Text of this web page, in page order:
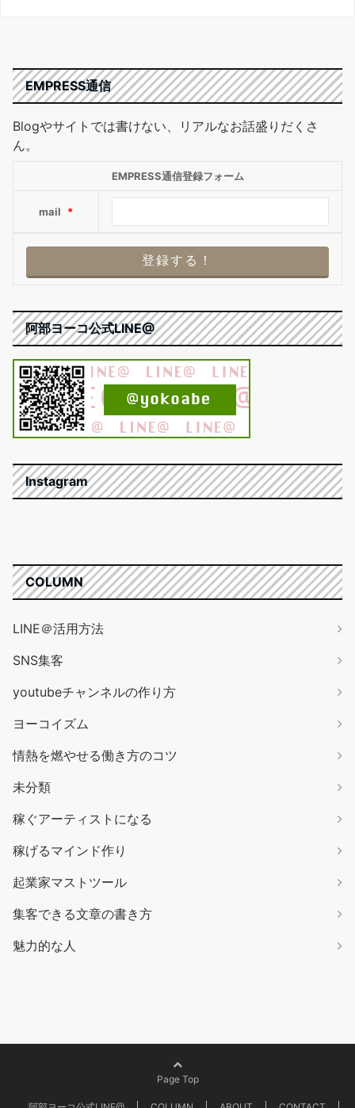
EMPRESS通信
Blogやサイトでは書けない、リアルなお話盛りだくさ
ん。
EMPRESS通信登録フォーム
mail *
阿部ヨーコ公式LINE@
Instagram
COLUMN
LINE＠活用方法
SNS集客
youtubeチャンネルの作り方
ヨーコイズム
情熱を燃やせる働き方のコツ
未分類
稼ぐアーティストになる
稼げるマインド作り
起業家マストツール
集客できる文章の書き方
魅力的な人
Page Top